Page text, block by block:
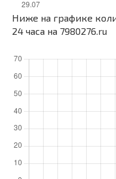
Ниже на графике
24 часа на 7980276.ru